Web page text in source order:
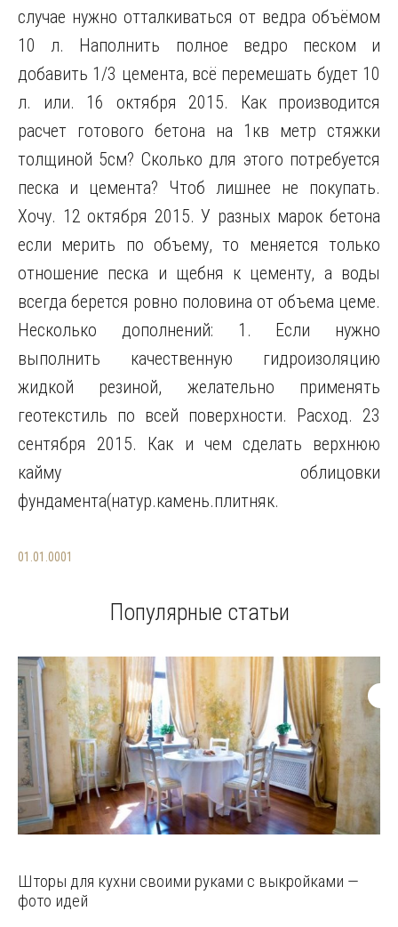
случае нужно отталкиваться от ведра объёмом
10 л. Наполнить полное ведро песком и
добавить 1/3 цемента, всё перемешать будет 10
л. или. 16 октября 2015. Как производится
расчет готового бетона на 1кв метр стяжки
толщиной 5см? Сколько для этого потребуется
песка и цемента? Чтоб лишнее не покупать.
Хочу. 12 октября 2015. У разных марок бетона
если мерить по объему, то меняется только
отношение песка и щебня к цементу, а воды
всегда берется ровно половина от объема цеме.
Несколько дополнений: 1. Если нужно
выполнить качественную гидроизоляцию
жидкой резиной, желательно применять
геотекстиль по всей поверхности. Расход. 23
сентября 2015. Как и чем сделать верхнюю
кайму облицовки
фундамента(натур.камень.плитняк.
01.01.0001
Популярные статьи
Шторы для кухни своими руками с выкройками —
фото идей